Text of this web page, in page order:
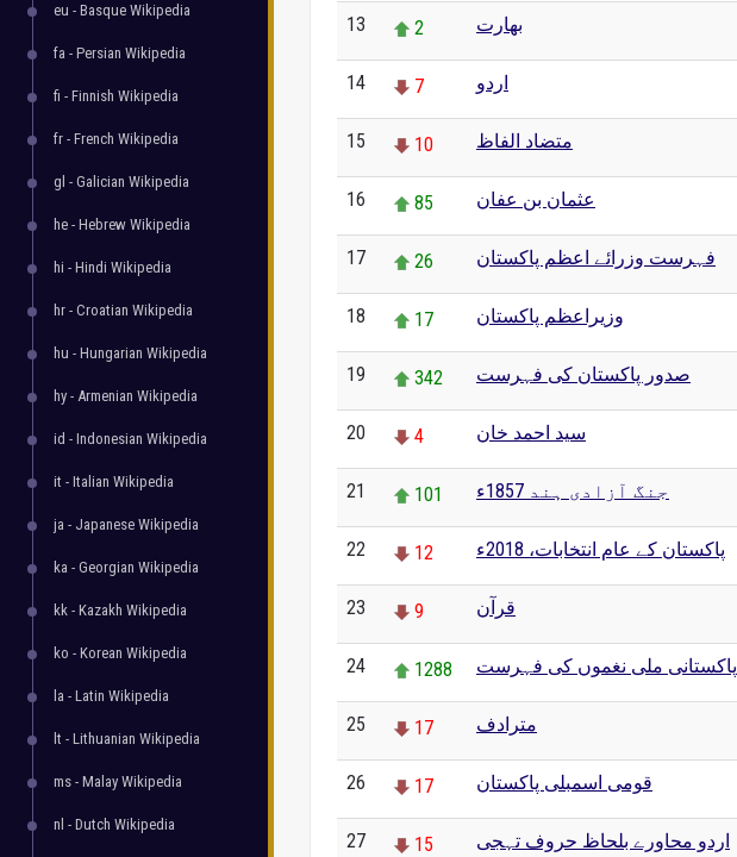
eu - Basque Wikipedia
fa - Persian Wikipedia
fi - Finnish Wikipedia
fr - French Wikipedia
gl - Galician Wikipedia
he - Hebrew Wikipedia
hi - Hindi Wikipedia
hr - Croatian Wikipedia
hu - Hungarian Wikipedia
hy - Armenian Wikipedia
id - Indonesian Wikipedia
it - Italian Wikipedia
ja - Japanese Wikipedia
ka - Georgian Wikipedia
kk - Kazakh Wikipedia
ko - Korean Wikipedia
la - Latin Wikipedia
lt - Lithuanian Wikipedia
ms - Malay Wikipedia
nl - Dutch Wikipedia
13 2 بھارت
14 7 اردو
15 10 متضاد الفاظ
16 85 عثمان بن عفان
17 26 فہرست وزرائے اعظم پاکستان
18 17 وزیراعظم پاکستان
19 342 صدور پاکستان کی فہرست
20 4 سید احمد خان
21 101 جنگ آزادی ہند 1857ء
22 12 پاکستان کے عام انتخابات، 2018ء
23 9 قرآن
24 1288 پاکستانی ملی نغموں کی فہرست
25 17 مترادف
26 17 قومی اسمبلی پاکستان
27 15 اردو محاورے بلحاظ حروف تہجی